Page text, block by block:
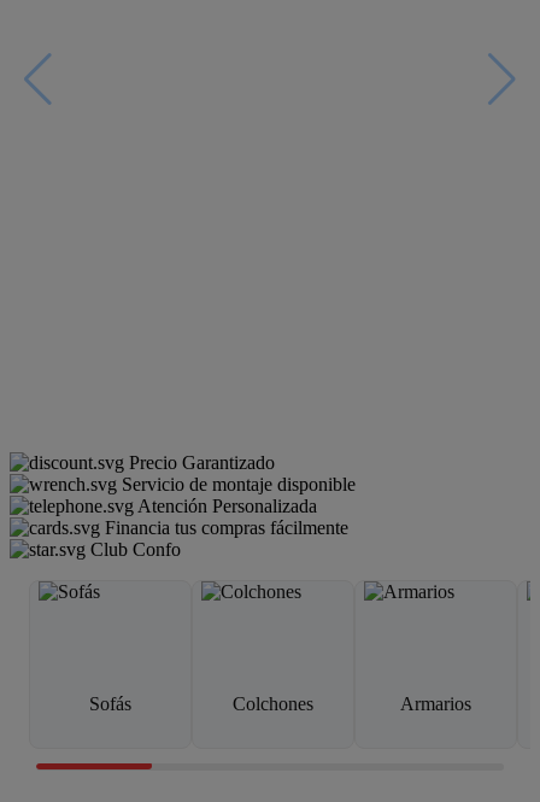
Precio Garantizado
Servicio de montaje disponible
Atención Personalizada
Financia tus compras fácilmente
Club Confo
Sofás Colchones Armarios